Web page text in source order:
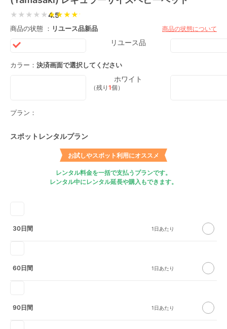
★★★★★4.5
商品の状態 ： リユース品新品 商品の状態について
リユース品
カラー： 決済画面で選択してください
ホワイト
（残り 1個）
プラン：
スポットレンタルプラン
お試しやスポット利用にオススメ
レンタル料金を一括で支払うプランです。
レンタル中にレンタル延長や購入もできます。
30日間
60日間
90日間